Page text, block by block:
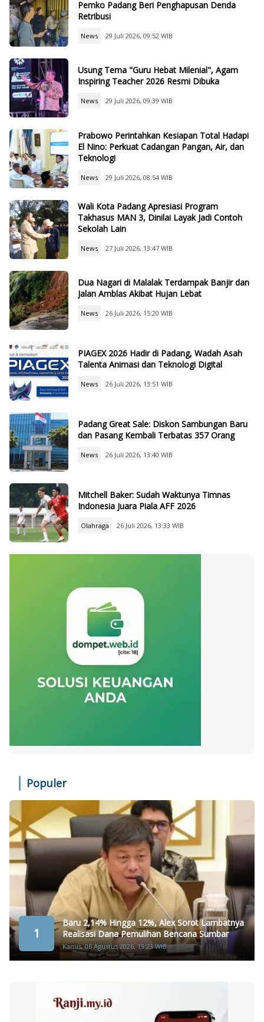
Pemko Padang Beri Penghapusan Denda
Retribusi
News 29 Juli 2026, 09:52 WIB
Usung Tema "Guru Hebat Milenial", Agam
Inspiring Teacher 2026 Resmi Dibuka
News 29 Juli 2026, 09:39 WIB
Prabowo Perintahkan Kesiapan Total Hadapi
El Nino: Perkuat Cadangan Pangan, Air, dan
Teknologi
News 29 Juli 2026, 08:54 WIB
Wali Kota Padang Apresiasi Program
Takhasus MAN 3, Dinilai Layak Jadi Contoh
Sekolah Lain
News 27 Juli 2026, 13:47 WIB
Dua Nagari di Malalak Terdampak Banjir dan
Jalan Amblas Akibat Hujan Lebat
News 26 Juli 2026, 15:20 WIB
PIAGEX 2026 Hadir di Padang, Wadah Asah
Talenta Animasi dan Teknologi Digital
News 26 Juli 2026, 13:51 WIB
Padang Great Sale: Diskon Sambungan Baru
dan Pasang Kembali Terbatas 357 Orang
News 26 Juli 2026, 13:40 WIB
Mitchell Baker: Sudah Waktunya Timnas
Indonesia Juara Piala AFF 2026
Olahraga 26 Juli 2026, 13:33 WIB
Populer
1
Baru 2,14% Hingga 12%, Alex Sorot Lambatnya
Realisasi Dana Pemulihan Bencana Sumbar
Kamis, 06 Agustus 2026, 19:23 WIB